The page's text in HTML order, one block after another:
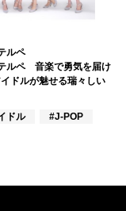
/作曲家
ルペ
ルペ 音楽で勇気を届け
ドルが魅せる瑞々しい
ドル
#J-POP